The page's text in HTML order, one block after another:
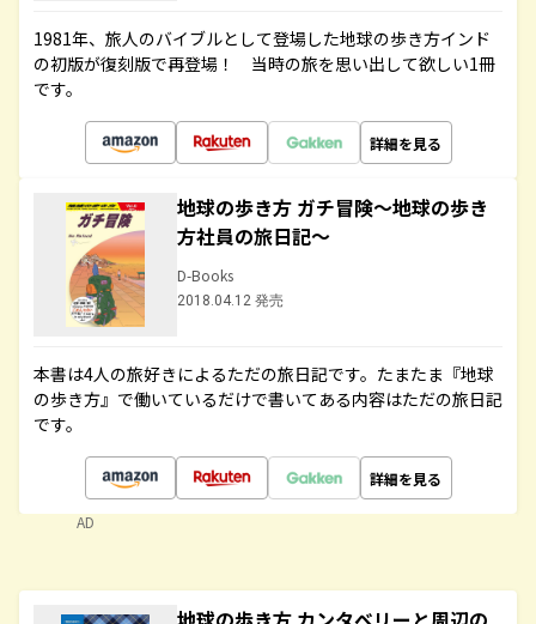
1981年、旅人のバイブルとして登場した地球の歩き方インド
の初版が復刻版で再登場！ 当時の旅を思い出して欲しい1冊
です。
詳細を見る
地球の歩き方 ガチ冒険～地球の歩き
方社員の旅日記～
D-Books
2018.04.12 発売
本書は4人の旅好きによるただの旅日記です。たまたま『地球
の歩き方』で働いているだけで書いてある内容はただの旅日記
です。
詳細を見る
AD